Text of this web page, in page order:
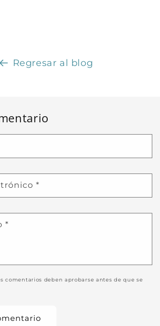
Regresar al blog
*
*
comentarios deben aprobarse antes de que se